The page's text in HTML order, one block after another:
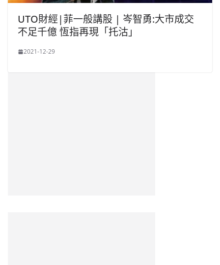
UTO財經|菲一般講股 | 岑智勇:大市成交
不足千億 恆指再現「托沽」
2021-12-29